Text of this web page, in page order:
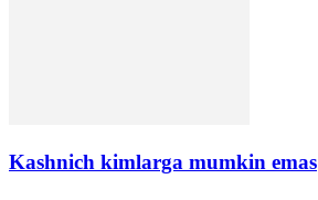
Kashnich kimlarga mumkin emas